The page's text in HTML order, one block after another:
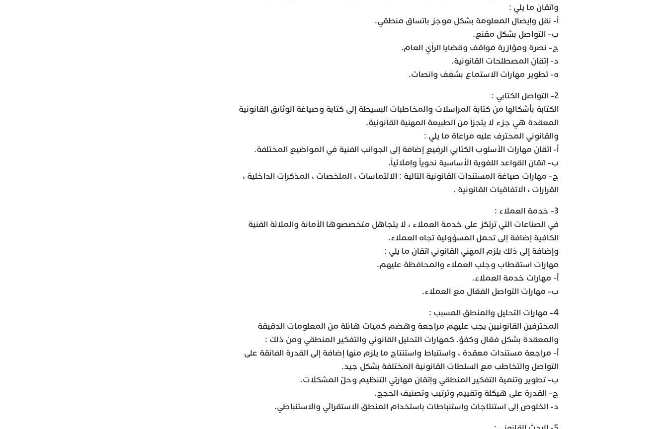
واتقان ما يلي :
أ- نقل وإيصال المعلومة بشكل موجز باتساق منطقي.
ب- التواصل بشكل مقنع.
ج- نصرة ومؤازرة مواقف وقضايا الرأي العام.
د- إتقان المصطلحات القانونية.
ه- تطوير مهارات الاستماع بشغف وانصات.
2- التواصل الكتابي :
الكتابة بأشكالها من كتابة المراسلات والمخاطبات البسيطة إلى كتابة وصياغة الوثائق القانونية
المعقدة هي جزء لا يتجزأ من الطبيعة المهنية القانونية.
والقانوني المحترف عليه مراعاة ما يلي :
أ- اتقان مهارات الأسلوب الكتابي الرفيع إضافة إلى الجوانب الفنية في المواضيع المختلفة.
ب- اتقان القواعد اللغوية الأساسية نحوياً وإملائياً.
ج- مهارات صياغة المستندات القانونية التالية : الالتماسات ، الملخصات ، المذكرات الداخلية ،
القرارات ، الاتفاقيات القانونية .
3- خدمة العملاء :
في الصناعات التي ترتكز على خدمة العملاء ، لا يتجاهل متخصصوها الأمانة والملائة الفنية
الكافية إضافة إلى تحمل المسؤولية تجاه العملاء.
وإضافة إلى ذلك يلزم المهني القانوني اتقان ما يلي :
مهارات استقطاب وجلب العملاء والمحافظة عليهم.
أ- مهارات خدمة العملاء.
ب- مهارات التواصل الفعّال مع العملاء.
4- مهارات التحليل والمنطق المسبب :
المحترفين القانونيين يجب عليهم مراجعة وهضم كميات هائلة من المعلومات الدقيقة
والمعقدة بشكل فعّال وكفؤ. كمهارات التحليل القانوني والتفكير المنطقي ومن ذلك :
أ- مراجعة مستندات معقدة ، واستنباط واستنتاج ما يلزم منها إضافة إلى القدرة الفائقة على
التواصل والتخاطب مع السلطات القانونية المختلفة بشكل جيد.
ب- تطوير وتنمية التفكير المنطقي وإتقان مهارتي التنظيم وحلّ المشكلات.
ج- القدرة على هيكلة وتقييم وترتيب وتصنيف الحجج.
د- الخلوص إلى استنتاجات واستنباطات باستخدام المنطق الاستقرائي والاستنباطي.